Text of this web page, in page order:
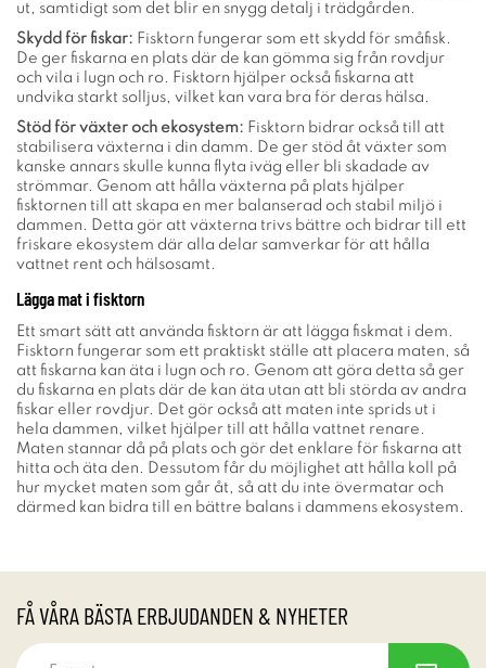
ut, samtidigt som det blir en snygg detalj i trädgården.
Skydd för fiskar: Fisktorn fungerar som ett skydd för småfisk.
De ger fiskarna en plats där de kan gömma sig från rovdjur
och vila i lugn och ro. Fisktorn hjälper också fiskarna att
undvika starkt solljus, vilket kan vara bra för deras hälsa.
Stöd för växter och ekosystem: Fisktorn bidrar också till att
stabilisera växterna i din damm. De ger stöd åt växter som
kanske annars skulle kunna flyta iväg eller bli skadade av
strömmar. Genom att hålla växterna på plats hjälper
fisktornen till att skapa en mer balanserad och stabil miljö i
dammen. Detta gör att växterna trivs bättre och bidrar till ett
friskare ekosystem där alla delar samverkar för att hålla
vattnet rent och hälsosamt.
Lägga mat i fisktorn
Ett smart sätt att använda fisktorn är att lägga fiskmat i dem.
Fisktorn fungerar som ett praktiskt ställe att placera maten, så
att fiskarna kan äta i lugn och ro. Genom att göra detta så ger
du fiskarna en plats där de kan äta utan att bli störda av andra
fiskar eller rovdjur. Det gör också att maten inte sprids ut i
hela dammen, vilket hjälper till att hålla vattnet renare.
Maten stannar då på plats och gör det enklare för fiskarna att
hitta och äta den. Dessutom får du möjlighet att hålla koll på
hur mycket maten som går åt, så att du inte övermatar och
därmed kan bidra till en bättre balans i dammens ekosystem.
FÅ VÅRA BÄSTA ERBJUDANDEN & NYHETER